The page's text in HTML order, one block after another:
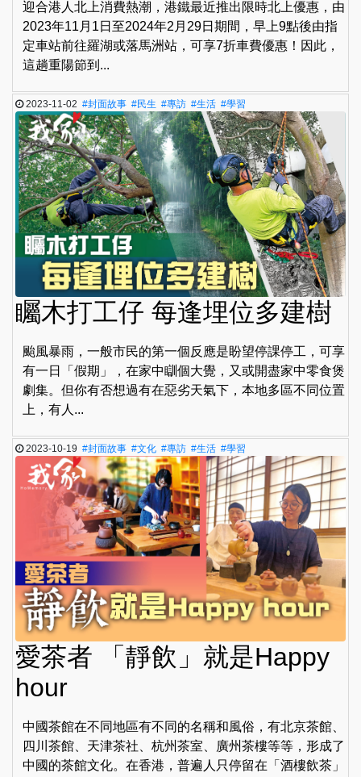
迎合港人北上消費熱潮，港鐵最近推出限時北上優惠，由
2023年11月1日至2024年2月29日期間，早上9點後由指
定車站前往羅湖或落馬洲站，可享7折車費優惠！因此，
這趟重陽節到...
2023-11-02#封面故事 #民生 #專訪 #生活 #學習
矚木打工仔 每逢埋位多建樹
颱風暴雨，一般市民的第一個反應是盼望停課停工，可享
有一日「假期」，在家中瞓個大覺，又或開盡家中零食煲
劇集。但你有否想過有在惡劣天氣下，本地多區不同位置
上，有人...
2023-10-19#封面故事 #文化 #專訪 #生活 #學習
愛茶者 「靜飲」就是Happy
hour
中國茶館在不同地區有不同的名稱和風俗，有北京茶館、
四川茶館、天津茶社、杭州茶室、廣州茶樓等等，形成了
中國的茶館文化。在香港，普遍人只停留在「酒樓飲茶」